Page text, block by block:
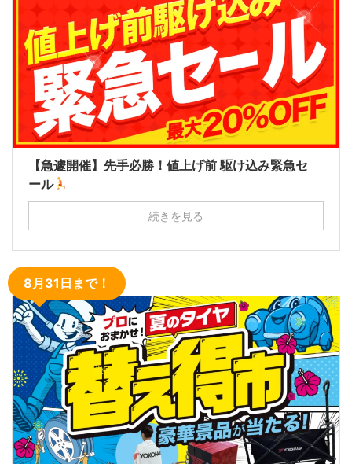
【急遽開催】先手必勝！値上げ前 駆け込み緊急セ
ール
続きを見る
8月31日まで！